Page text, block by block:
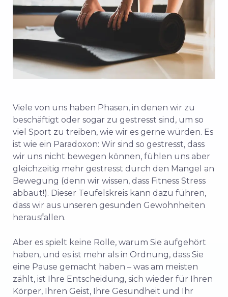
Viele von uns haben Phasen, in denen wir zu
beschäftigt oder sogar zu gestresst sind, um so
viel Sport zu treiben, wie wir es gerne würden. Es
ist wie ein Paradoxon: Wir sind so gestresst, dass
wir uns nicht bewegen können, fühlen uns aber
gleichzeitig mehr gestresst durch den Mangel an
Bewegung (denn wir wissen, dass Fitness Stress
abbaut!). Dieser Teufelskreis kann dazu führen,
dass wir aus unseren gesunden Gewohnheiten
herausfallen.
Aber es spielt keine Rolle, warum Sie aufgehört
haben, und es ist mehr als in Ordnung, dass Sie
eine Pause gemacht haben – was am meisten
zählt, ist Ihre Entscheidung, sich wieder für Ihren
Körper, Ihren Geist, Ihre Gesundheit und Ihr